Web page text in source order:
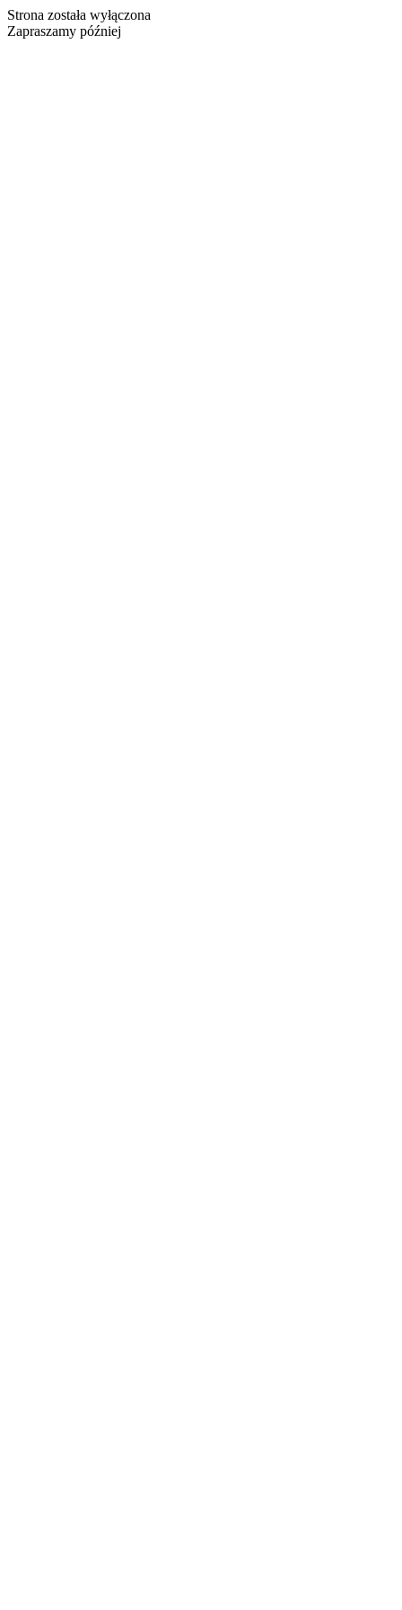
Strona została wyłączona
Zapraszamy później